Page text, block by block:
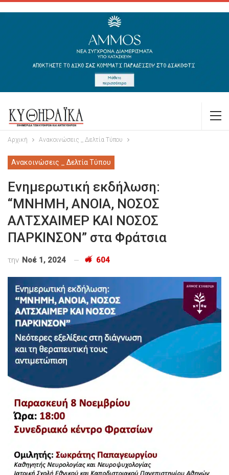
Αρχική Ανακοινώσεις _ Δελτία Τύπου
Ανακοινώσεις _ Δελτία Τύπου
Ενημερωτική εκδήλωση:
“ΜΝΗΜΗ, ΑΝΟΙΑ, ΝΟΣΟΣ
ΑΛΤΣΧΑΙΜΕΡ ΚΑΙ ΝΟΣΟΣ
ΠΑΡΚΙΝΣΟΝ” στα Φράτσια
την Νοέ 1, 2024 604